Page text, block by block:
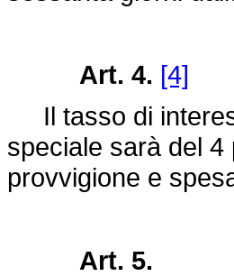
Art. 4. [4]
Il tasso di
speciale sarà del
provvigione e
Art. 5.